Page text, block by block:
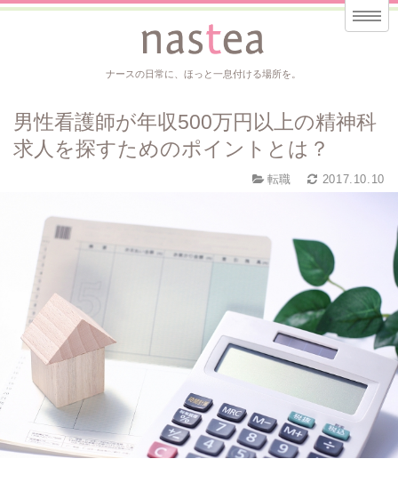
ナースの日常に、ほっと一息付ける場所を。
男性看護師が年収500万円以上の精神科
求人を探すためのポイントとは？
転職 2017.10.10